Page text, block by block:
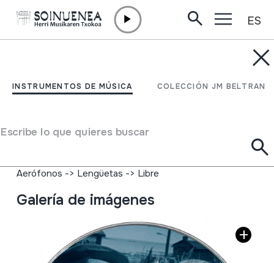
INSTRUMENTOS DE MÚSICA COLECCIÓN JM BELTRAN
Escribe lo que quieres buscar
ES
Pazos de Merexo. O
Costa da Morte;
Aerófonos -> Lengüetas -> Libre
Galería de imágenes